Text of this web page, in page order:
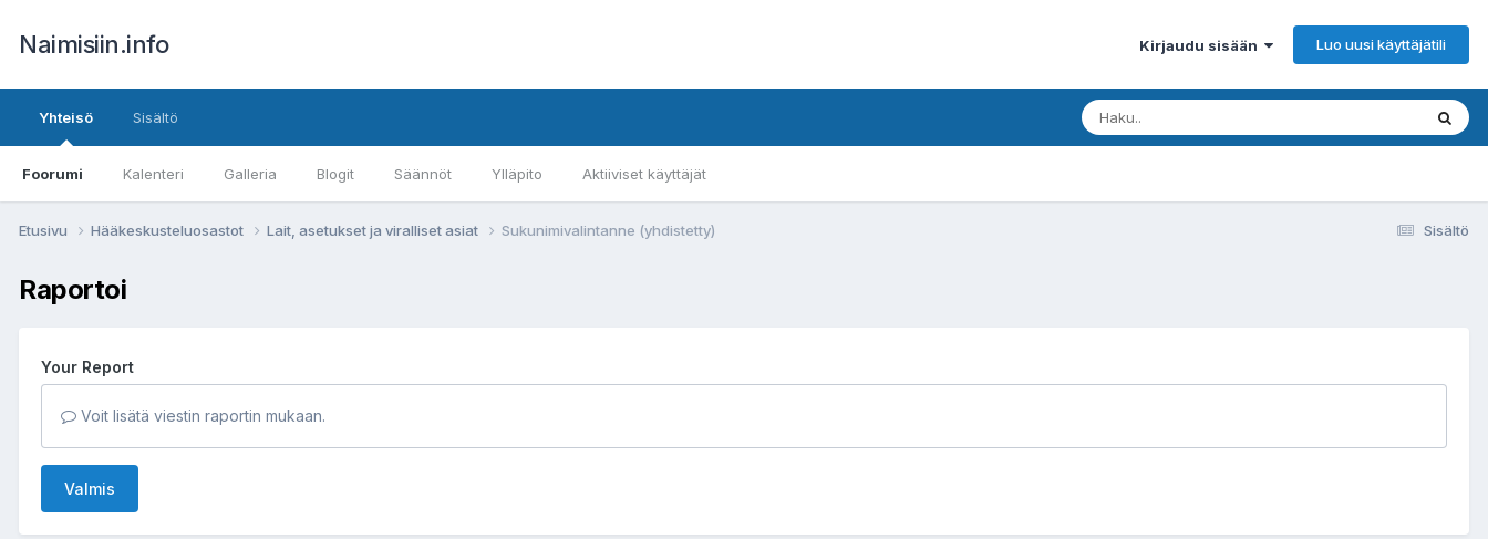
Naimisiin.info Kirjaudu sisään Luo uusi käyttäjätili
Yhteisö
Foorumi Kalenteri Galleria Blogit Säännöt Ylläpito Aktiiviset käyttäjät
Sisältö
Sisältö
Etusivu Hääkeskusteluosastot Lait, asetukset ja viralliset asiat Sukunimivalintanne (yhdistetty)
Raportoi
Your Report
Voit lisätä viestin raportin mukaan.
Valmis